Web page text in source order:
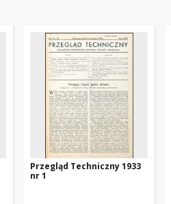
Przegląd Techniczny 1933
nr 1